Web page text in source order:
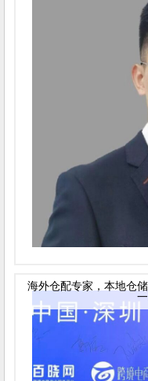
海外仓配专家，本地仓